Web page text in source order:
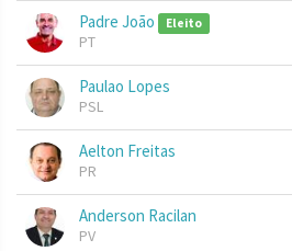
Padre João Eleito
PT
Paulao Lopes
PSL
Aelton Freitas
PR
Anderson Racilan
PV